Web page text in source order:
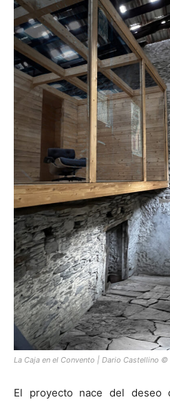
La Caja en el Convento | Dario Castellino
El proyecto nace del deseo